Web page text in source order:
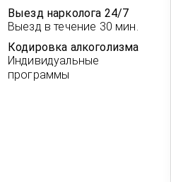
Выезд нарколога 24/7
Выезд в течение 30 мин.
Кодировка алкоголизма
Индивидуальные
программы